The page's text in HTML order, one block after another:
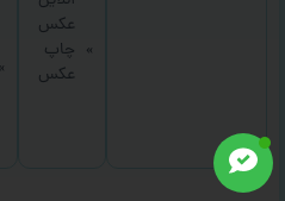
عکس
چاپ
عکس